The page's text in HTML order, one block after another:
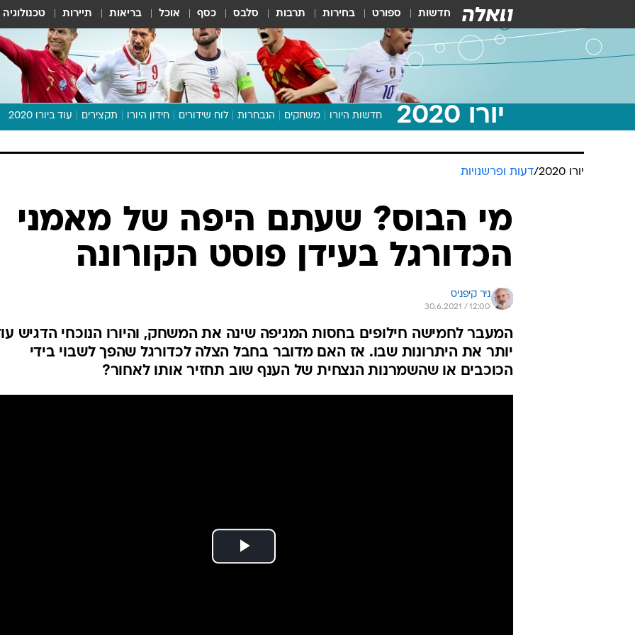
חדשות ספורט בחירות תרבות סלבס כסף אוכל בריאות תיירות טכנולוגיה
יורו 2020 חדשות היורו משחקים הנבחרות לוח שידורים חידון היורו תקצירים עוד ביורו 2020
דעות ופרשנויות
יורו 2020 /דעות ופרשנויות
מי הבוס? שעתם היפה של מאמני
הכדורגל בעידן פוסט הקורונה
ניר קיפניס
30.6.2021 / 12:00
המעבר לחמישה חילופים בחסות המגיפה שינה את המשחק, והיורו הנוכחי הדגיש
יותר את היתרונות שבו. אז האם מדובר בחבל הצלה לכדורגל שהפך לשבוי בידי
הכוכבים או שהשמרנות הנצחית של הענף שוב תחזיר אותו לאחור?